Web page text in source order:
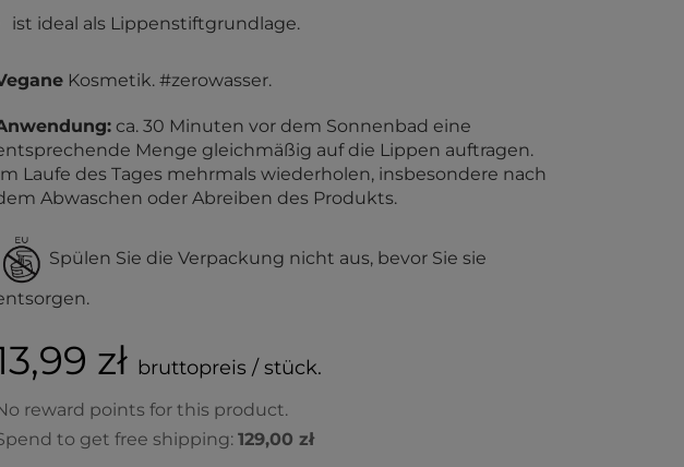
ist ideal als Lippenstiftgrundlage.
Kosmetik. #zerowasser.
ca. 30 Minuten vor dem Sonnenbad eine
Menge gleichmäßig auf die Lippen auftragen.
Laufe des Tages mehrmals wiederholen, insbesondere nach
Abwaschen oder Abreiben des Produkts.
Spülen Sie die Verpackung nicht aus, bevor Sie sie
zł bruttopreis / stück.
reward points for this product.
to get free shipping: 129,00 zł